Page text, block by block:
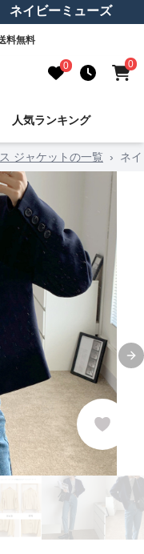
ネイビーミューズ
料無料
0 0
人気ランキング
ジャケットの一覧 › ネ